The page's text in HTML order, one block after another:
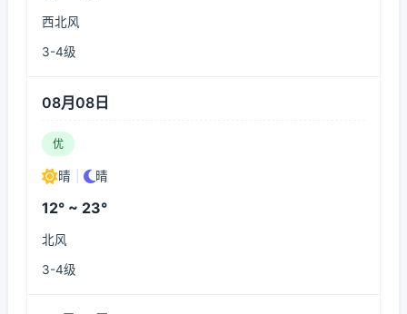
西北风
3-4级
08月08日
优
晴 晴
12° ~ 23°
北风
3-4级